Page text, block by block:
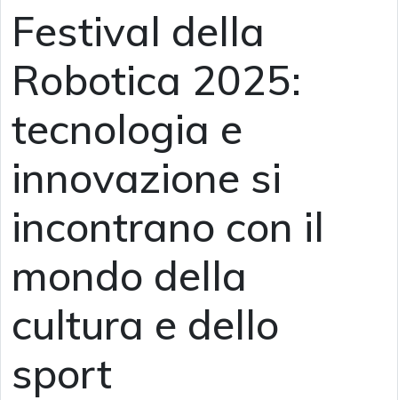
Festival della
Robotica 2025:
tecnologia e
innovazione si
incontrano con il
mondo della
cultura e dello
sport